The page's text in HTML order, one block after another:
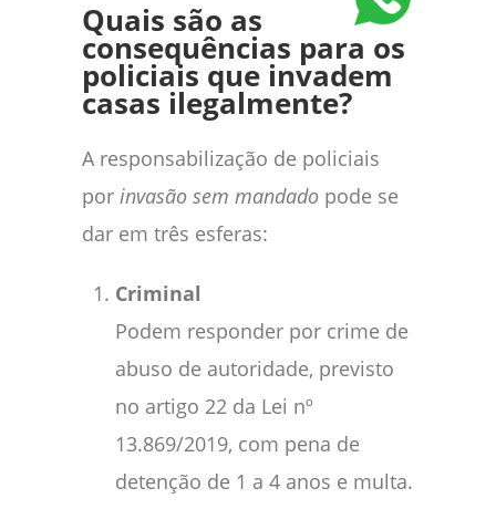
Quais são as
consequências para os
policiais que invadem
casas ilegalmente?
A responsabilização de policiais
por invasão sem mandado pode se
dar em três esferas:
Criminal
Podem responder por crime de
abuso de autoridade, previsto
no artigo 22 da Lei nº
13.869/2019, com pena de
detenção de 1 a 4 anos e multa.